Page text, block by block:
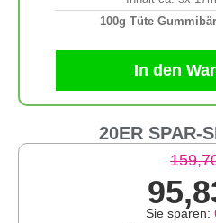
100g Tüte
In den
20ER SPAR-
Sie sparen: